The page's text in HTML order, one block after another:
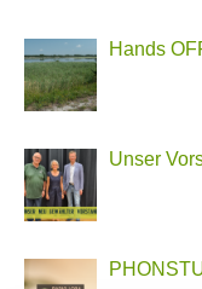
Hands
Unser